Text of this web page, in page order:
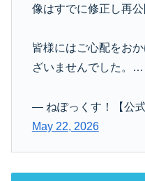
像はすでに修正し再公
皆様にはご心配をお
ざいませんでした。…
— ねぽっくす！【公
May 22, 2026